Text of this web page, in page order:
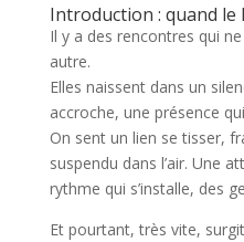
Introduction : quand le
Il y a des rencontres qui
autre.
Elles naissent dans un
accroche, une présence
On sent un lien se tisser,
suspendu dans l’air. Une
rythme qui s’installe, des
Et pourtant, très vite,